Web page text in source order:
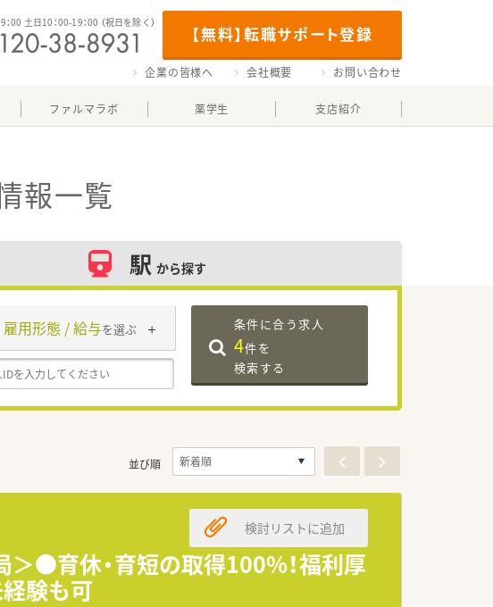
【無料】転職サポート登録
：00 土日10：00-19：00 （祝日を除く）
企業の皆様へ 会社概要 お問い合わせ
ファルマラボ 薬学生 支店紹介
報一覧
駅 から探す
雇用形態 / 給与を選ぶ 条件に合う求人
4件を
検索する
並び順
＞●育休・育短の取得100%！福利厚
験も可
検討リストに追加